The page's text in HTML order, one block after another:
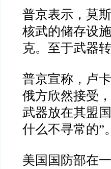
普京表示，莫
核武的储存设
克。至于武器
普京宣称，卢
俄方欣然接受
武器放在其盟
什么不寻常的”。
美国国防部在